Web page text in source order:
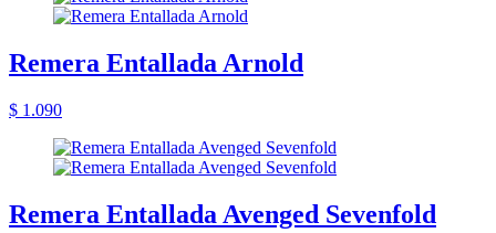
Remera Entallada Arnold
$ 1.090
Remera Entallada Avenged Sevenfold